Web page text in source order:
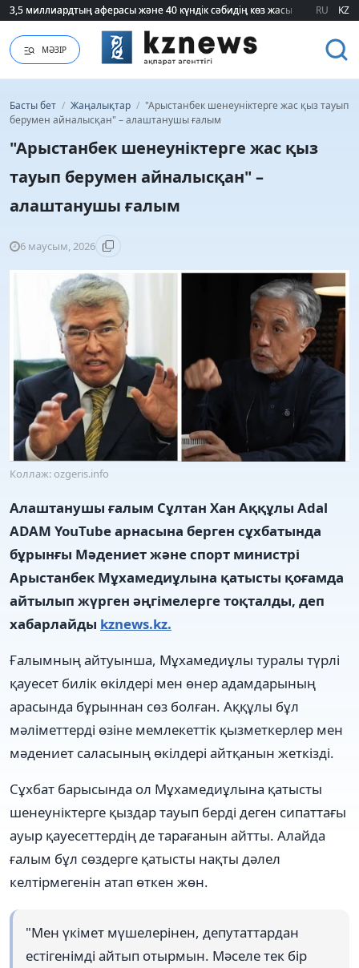
3,5 миллиардтың аферасы және 40 күндік сәбидің көз жасы:
3,5 миллиардтың аферасы және 40 күндік сәбидің көз жасы: RU KZ
МӘЗІР
Басты бет / Жаңалықтар / "Арыстанбек шенеуніктерге жас қыз тауып
берумен айналысқан" – алаштанушы ғалым
"Арыстанбек шенеуніктерге жас қыз
тауып берумен айналысқан" –
алаштанушы ғалым
6 маусым, 2026
Коллаж: ozgeris.info
Алаштанушы ғалым Сұлтан Хан Аққұлы Adal
ADAM YouTube арнасына берген сұхбатында
бұрынғы Мәдениет және спорт министрі
Арыстанбек Мұхамедиұлына қатысты қоғамда
айтылып жүрген әңгімелерге тоқталды, деп
хабарлайды kznews.kz.
Ғалымның айтуынша, Мұхамедиұлы туралы түрлі
қауесет билік өкілдері мен өнер адамдарының
арасында бұрыннан сөз болған. Аққұлы бұл
мәліметтерді өзіне мемлекеттік қызметкерлер мен
мәдениет саласының өкілдері айтқанын жеткізді.
Сұхбат барысында ол Мұхамедиұлына қатысты
шенеуніктерге қыздар тауып берді деген сипаттағы
ауыр қауесеттердің де тарағанын айтты. Алайда
ғалым бұл сөздерге қатысты нақты дәлел
келтірмегенін атап өткен жөн.
"Мен үкімет мүшелерінен, депутаттардан
естігенімді айтып отырмын. Мәселе тек бір